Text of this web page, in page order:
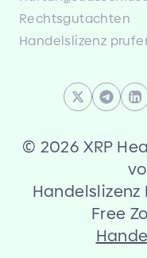
Rechtsgutachten
Handelslizenz
© 2026 XRP
Handelslizenz
Free